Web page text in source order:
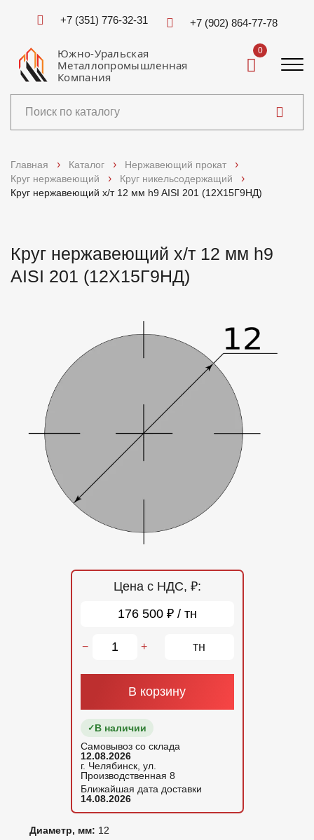
+7 (351) 776-32-31 +7 (902) 864-77-78
Южно-Уральская
Металлопромышленная
Компания
0
Услуги
Доставка и оплата
Контакты
Главная Каталог
Нержавеющий прокат
Круг нержавеющий
Круг никельсодержащий
Круг нержавеющий х/т 12 мм h9 AISI 201 (12Х15Г9НД)
Круг нержавеющий х/т 12 мм h9
AISI 201 (12Х15Г9НД)
Диаметр, мм: 12
Цена с НДС, ₽:
176 500 ₽ / тн
− + тн
В корзину
В наличии
Самовывоз со склада
12.08.2026
г. Челябинск, ул.
Производственная 8
Ближайшая дата доставки
14.08.2026